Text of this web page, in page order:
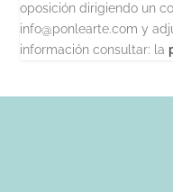
oposición dirigiendo un
info@ponlearte.com y
información consultar: la